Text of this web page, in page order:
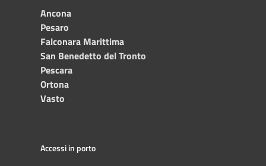
Ancona
Pesaro
Falconara Marittima
San Benedetto del Tronto
Pescara
Ortona
Vasto
Accessi in porto